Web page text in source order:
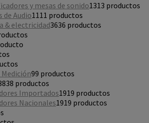
y mesas de sonido1313 productos
de Audio1111 productos
& electricidad3636 productos
99 productos
38 productos
Importados1919 productos
Nacionales1919 productos